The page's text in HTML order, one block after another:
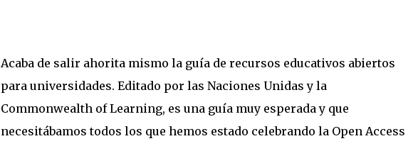
Acaba de salir ahorita mismo la guía de recursos educativos abiertos
para universidades. Editado por las Naciones Unidas y la
Commonwealth of Learning, es una guía muy esperada y que
necesitábamos todos los que hemos estado celebrando la Open Access